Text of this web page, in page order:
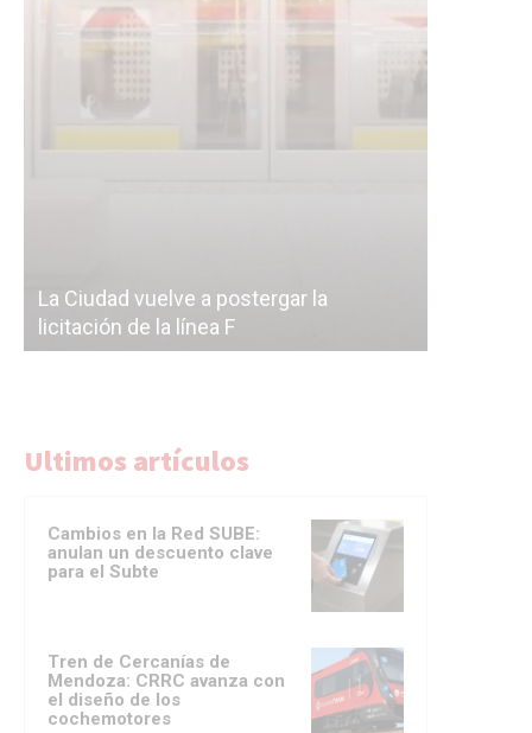
La Ciudad vuelve a postergar la
licitación de la línea F
Ultimos artículos
Cambios en la Red SUBE:
anulan un descuento clave
para el Subte
Tren de Cercanías de
Mendoza: CRRC avanza con
el diseño de los
cochemotores